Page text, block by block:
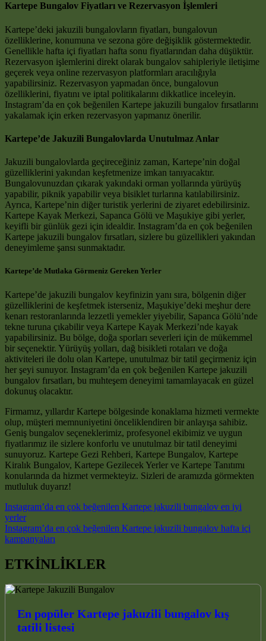
Kartepe Bungalov Fiyatları ve Rezervasyon İşlemleri
Kartepe’deki jakuzili bungalovların fiyatları, bungalovun
özelliklerine, konumuna ve sezona göre değişiklik göstermektedir.
Genellikle hafta içi fiyatları hafta sonu fiyatlarından daha düşüktür.
Rezervasyon işlemlerini direkt olarak bungalov sahipleriyle iletişime
geçerek veya online rezervasyon platformları aracılığıyla
yapabilirsiniz. Rezervasyon yapmadan önce, bungalovun
özelliklerini, fiyatını ve iptal politikalarını dikkatlice inceleyin.
Instagram’da en çok beğenilen Kartepe jakuzili bungalov fırsatlarını
yakalamak için erken rezervasyon yapmanız önerilir.
Kartepe’de Jakuzili Bungalovlarda Unutulmaz Anlar
Jakuzili bungalovlarda geçireceğiniz zaman, Kartepe’nin doğal
güzelliklerini yakından keşfetmenize imkan tanıyacaktır.
Bungalovunuzdan çıkarak yakındaki orman yollarında yürüyüş
yapabilir, piknik yapabilir veya bisiklet turlarına katılabilirsiniz.
Ayrıca, Kartepe’nin diğer turistik yerlerini de ziyaret edebilirsiniz.
Kartepe Kayak Merkezi, Sapanca Gölü ve Maşukiye gibi yerler,
keyifli bir günlük gezi için idealdir. Instagram’da en çok beğenilen
Kartepe jakuzili bungalov fırsatları, sizlere bu güzellikleri yakından
deneyimleme şansı sunmaktadır.
Kartepe’de Mutlaka Görmeniz Gereken Yerler
Kartepe’de jakuzili bungalov keyfinizin yanı sıra, bölgenin diğer
güzelliklerini de keşfetmek isterseniz, Maşukiye’deki meşhur dere
kenarı restoranlarında lezzetli yemekler yiyebilir, Sapanca Gölü’nde
tekne turuna çıkabilir veya Kartepe Kayak Merkezi’nde kayak
yapabilirsiniz. Bu bölge, doğa sporları severleri için de mükemmel
bir seçenektir. Yürüyüş yolları, dağ bisikleti rotaları ve doğa
aktiviteleri ile dolu olan Kartepe, unutulmaz bir tatil geçirmeniz için
her şeyi sunuyor. Instagram’da en çok beğenilen Kartepe jakuzili
bungalov fırsatları, bu muhteşem deneyimi tamamlayacak en güzel
dokunuş olacaktır.
Firmamız, yıllardır Kartepe bölgesinde konaklama hizmeti vermekte
olup, müşteri memnuniyetini önceliklendiren bir anlayışa sahibiz.
Geniş bungalov seçeneklerimiz, profesyonel ekibimiz ve uygun
fiyatlarımız ile sizlere konforlu ve unutulmaz bir tatil deneyimi
sunuyoruz. Kartepe Gezi Rehberi, Kartepe Bungalov, Kartepe
Kiralık Bungalov, Kartepe Gezilecek Yerler ve Kartepe Tanıtımı
konularında da hizmet vermekteyiz. Sizleri de aramızda görmekten
mutluluk duyarız!
Post navigation
Instagram’da en çok beğenilen Kartepe jakuzili bungalov en iyi
yerler
Instagram’da en çok beğenilen Kartepe jakuzili bungalov hafta içi
kampanyaları
ETKİNLİKLER
En popüler Kartepe jakuzili bungalov kış
tatili listesi